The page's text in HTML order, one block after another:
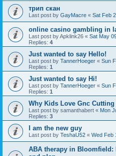
трип скан
Last post by GayMacre « Sat Feb
online casino gambling in
Last post byApklink26 « Sat May
Replies: 4
Just wanted to say Hello!
Last post by TannerHoeger « Sun
Replies: 1
Just wanted to say Hi!
Last post by TannerHoeger « Sun
Replies: 1
Why Kids Love Gnc
Last post by samanthabert « Mon
Replies: 3
I am the new guy
Last post by TeshaU52 « Wed Feb
ABA therapy in